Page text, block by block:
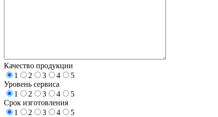
Качество продукции
1
2 3 4
5
Уровень сервиса
1
2 3 4
5
Срок изготовления
1
2 3 4
5